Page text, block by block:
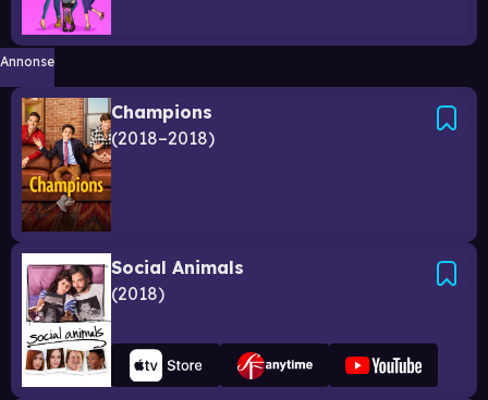
Annonse
Champions
2018–2018
Social Animals
2018